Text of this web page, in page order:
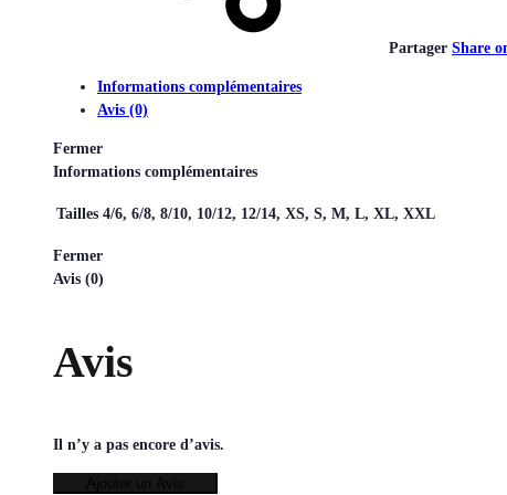
Partager Share
Informations complémentaires
Avis (0)
Fermer
Informations complémentaires
Tailles 4/6, 6/8, 8/10, 10/12, 12/14, XS, S, M, L, XL, XXL
Fermer
Avis (0)
Avis
Il n’y a pas encore d’avis.